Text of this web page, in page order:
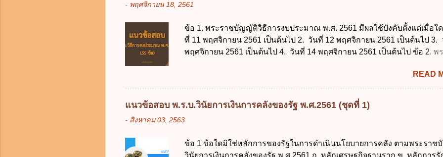
- พฤศจิกายน 18, 2561
ข้อ 1. พระราชบัญญัติวิธีการงบประมาณ พ.ศ. 2561 มีผลใช้บังคับตั้งแต่เมื่อใ
ที่ 11 พฤศจิกายน 2561 เป็นต้นไป 2. วันที่ 12 พฤศจิกายน 2561 เป็นต้นไป 3.
พฤศจิกายน 2561 เป็นต้นไป 4. วันที่ 14 พฤศจิกายน 2561 เป็นต้นไป ข้อ 2. พ
วิธีการงบประมาณ พ.ศ. 2502 2. พระราชบัญญัติวิธีการงบประมาณ (ฉบับที่
2511 3. พระราชบัญญัติวิธีการงบประมาณ (ฉบับที่ 6) พ.ศ. 2544 4. ประกาศ
คณะปฏิวัติ ฉบับที่ 203 ลงวันที่ 31 สิงหาคม 2515 ข้อ 3. ข้อใดไม่ถูกต้อง 1. นา
รัฐมนตรีมีอำนาจออกกฎเพื่อปฏิบัติการตามพระราชบัญญัติวิธีการงบประมาณ
การงบประมาณ พ.ศ. 2561 4. รัฐมนตรีว่าการกระทรวงการคลังมีหน้าที่ควบ
READ
แนวข้อสอบ พ.ร.บ.วินัยการเงินการคลังของรัฐ พ.ศ.2561 (ชุดที่ 1)
- สิงหาคม 03, 2563
ข้อ 1 ข้อใดมิใช่หลักการของรัฐในการดำเนินนโยบายการคลัง ตามพระรา
วินัยการเงินการคลังของรัฐ พ.ศ.2561 ก. หลักเศรษฐกิจฐานราก ข. หลักการรั